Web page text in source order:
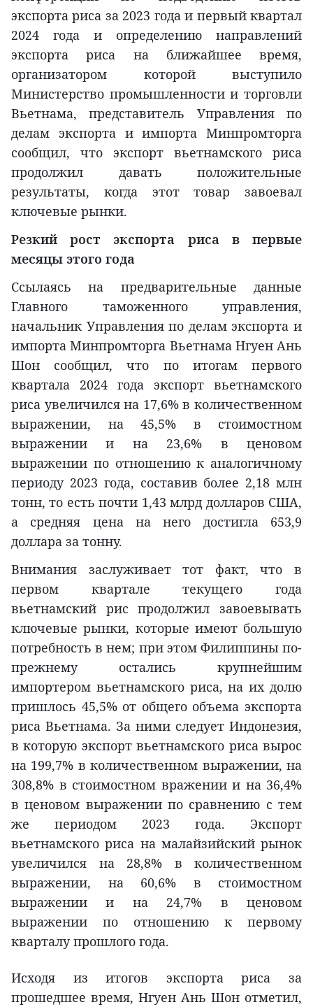
экспорта риса за 2023 года и первый квартал
2024 года и определению направлений
экспорта риса на ближайшее время,
организатором которой выступило
Министерство промышленности и торговли
Вьетнама, представитель Управления по
делам экспорта и импорта Минпромторга
сообщил, что экспорт вьетнамского риса
продолжил давать положительные
результаты, когда этот товар завоевал
ключевые рынки.
Резкий рост экспорта риса в первые
месяцы этого года
Ссылаясь на предварительные данные
Главного таможенного управления,
начальник Управления по делам экспорта и
импорта Минпромторга Вьетнама Нгуен Ань
Шон сообщил, что по итогам первого
квартала 2024 года экспорт вьетнамского
риса увеличился на 17,6% в количественном
выражении, на 45,5% в стоимостном
выражении и на 23,6% в ценовом
выражении по отношению к аналогичному
периоду 2023 года, составив более 2,18 млн
тонн, то есть почти 1,43 млрд долларов США,
а средняя цена на него достигла 653,9
доллара за тонну.
Внимания заслуживает тот факт, что в
первом квартале текущего года
вьетнамский рис продолжил завоевывать
ключевые рынки, которые имеют большую
потребность в нем; при этом Филиппины по-
прежнему остались крупнейшим
импортером вьетнамского риса, на их долю
пришлось 45,5% от общего объема экспорта
риса Вьетнама. За ними следует Индонезия,
в которую экспорт вьетнамского риса вырос
на 199,7% в количественном выражении, на
308,8% в стоимостном вражении и на 36,4%
в ценовом выражении по сравнению с тем
же периодом 2023 года. Экспорт
вьетнамского риса на малайзийский рынок
увеличился на 28,8% в количественном
выражении, на 60,6% в стоимостном
выражении и на 24,7% в ценовом
выражении по отношению к первому
кварталу прошлого года.
Исходя из итогов экспорта риса за
прошедшее время, Нгуен Ань Шон отметил,